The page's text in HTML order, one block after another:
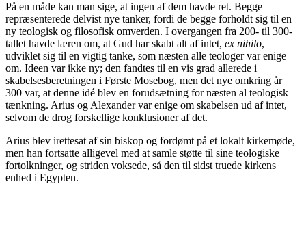
På en måde kan man sige, at ingen af dem havde ret. Begge
repræsenterede delvist nye tanker, fordi de begge forholdt sig til en
ny teologisk og filosofisk omverden. I overgangen fra 200- til 300-
tallet havde læren om, at Gud har skabt alt af intet, ex nihilo,
udviklet sig til en vigtig tanke, som næsten alle teologer var enige
om. Ideen var ikke ny; den fandtes til en vis grad allerede i
skabelsesberetningen i Første Mosebog, men det nye omkring år
300 var, at denne idé blev en forudsætning for næsten al teologisk
tænkning. Arius og Alexander var enige om skabelsen ud af intet,
selvom de drog forskellige konklusioner af det.
Arius blev irettesat af sin biskop og fordømt på et lokalt kirkemøde,
men han fortsatte alligevel med at samle støtte til sine teologiske
fortolkninger, og striden voksede, så den til sidst truede kirkens
enhed i Egypten.